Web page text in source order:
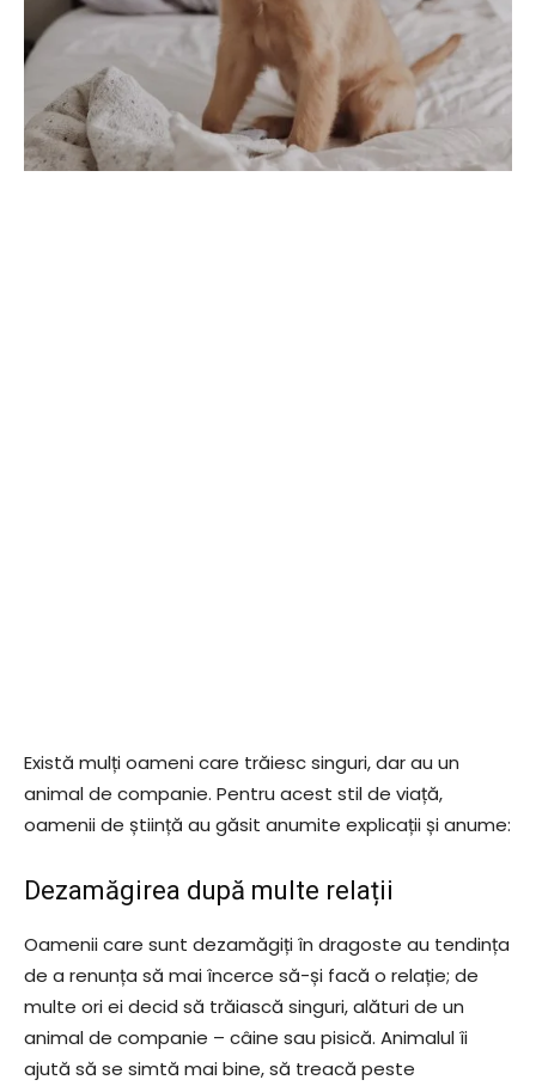
Există mulți oameni care trăiesc singuri, dar au un
animal de companie. Pentru acest stil de viață,
oamenii de știință au găsit anumite explicații și anume:
Dezamăgirea după multe relații
Oamenii care sunt dezamăgiți în dragoste au tendința
de a renunța să mai încerce să-și facă o relație; de
multe ori ei decid să trăiască singuri, alături de un
animal de companie – câine sau pisică. Animalul îi
ajută să se simtă mai bine, să treacă peste